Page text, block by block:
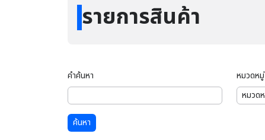
รายการสินค้า
คำค้นหา หมวดหมู่
ค้นหา